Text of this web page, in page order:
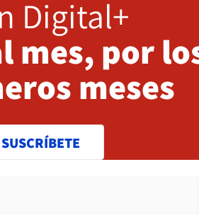
Digital+
mes, por
meses
SUSCRÍBETE